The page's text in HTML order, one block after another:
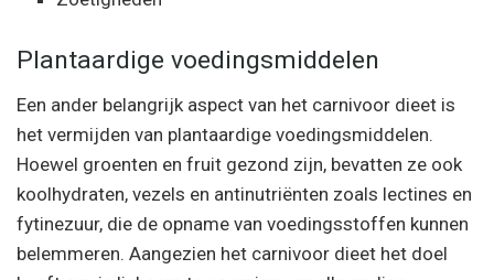
Plantaardige voedingsmiddelen
Een ander belangrijk aspect van het carnivoor dieet is
het vermijden van plantaardige voedingsmiddelen.
Hoewel groenten en fruit gezond zijn, bevatten ze ook
koolhydraten, vezels en antinutriënten zoals lectines en
fytinezuur, die de opname van voedingsstoffen kunnen
belemmeren. Aangezien het carnivoor dieet het doel